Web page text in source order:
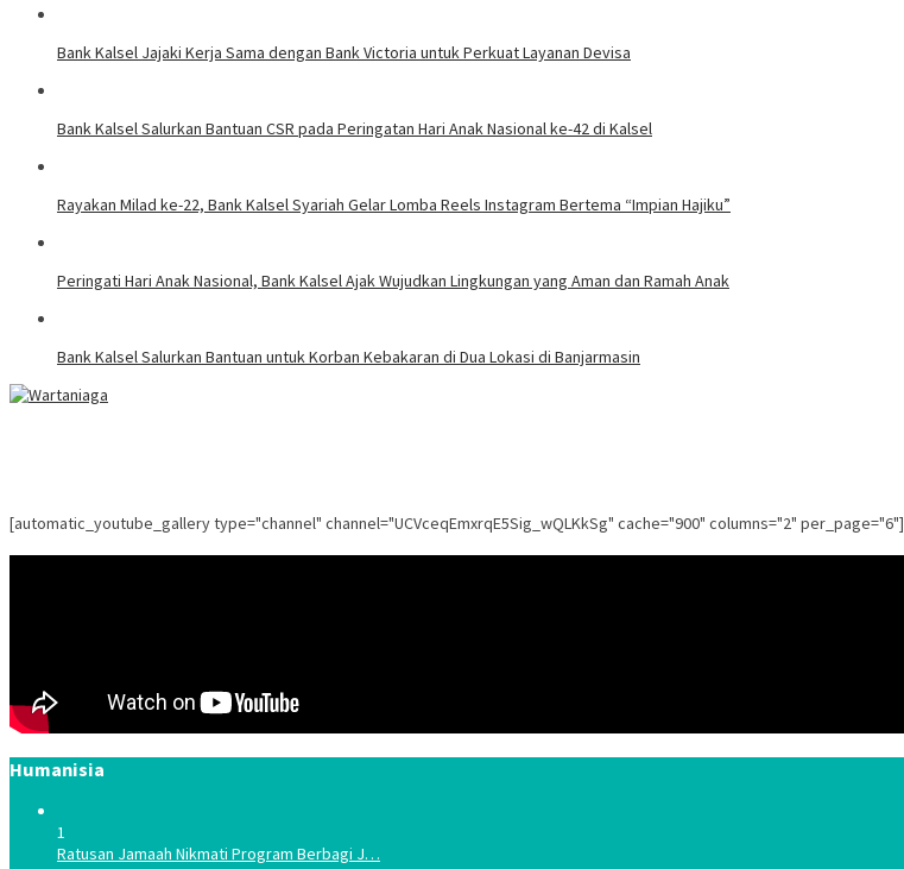
Bank Kalsel Jajaki Kerja Sama dengan Bank Victoria untuk Perkuat Layanan Devisa
Bank Kalsel Salurkan Bantuan CSR pada Peringatan Hari Anak Nasional ke-42 di Kalsel
Rayakan Milad ke-22, Bank Kalsel Syariah Gelar Lomba Reels Instagram Bertema “Impian Hajiku”
Peringati Hari Anak Nasional, Bank Kalsel Ajak Wujudkan Lingkungan yang Aman dan Ramah Anak
Bank Kalsel Salurkan Bantuan untuk Korban Kebakaran di Dua Lokasi di Banjarmasin
[automatic_youtube_gallery type="channel" channel="UCVceqEmxrqE5Sig_wQLKkSg" cache="900" columns="2" per_page="6"]
Humanisia
1
Ratusan Jamaah Nikmati Program Berbagi J…